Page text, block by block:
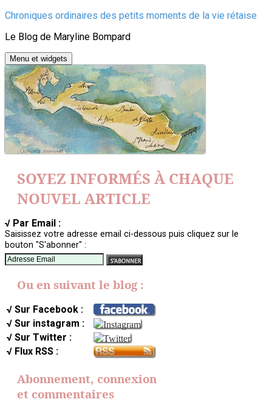
Aller
contenu
Chroniques ordinaires des petits moments de la vie rétaise
Le Blog de Maryline Bompard
Menu et widgets
SOYEZ INFORMÉS À CHAQUE
NOUVEL ARTICLE
√ Par Email :
Saisissez votre adresse email ci-dessous puis cliquez sur le
bouton "S'abonner" :
Ou en suivant le blog :
√ Sur Facebook :
√ Sur instagram :
√ Sur Twitter :
√ Flux RSS :
Abonnement, connexion
et commentaires